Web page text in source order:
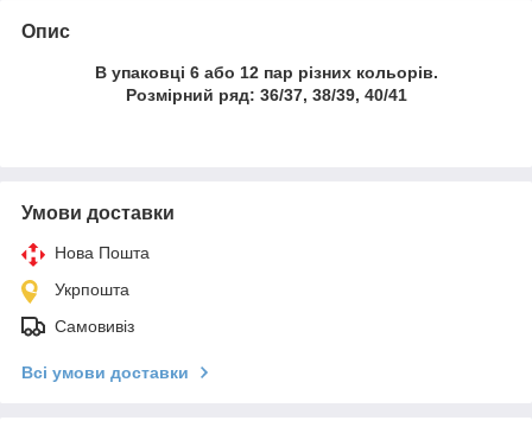
Опис
В упаковці 6 або 12 пар різних кольорів.
Розмірний ряд: 36/37, 38/39, 40/41
Умови доставки
Нова Пошта
Укрпошта
Самовивіз
Всі умови доставки